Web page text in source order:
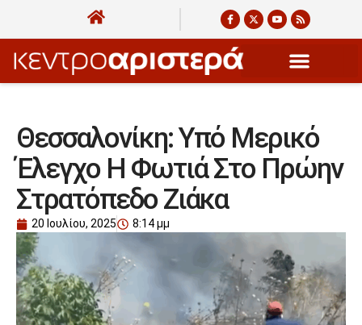
Θεσσαλονίκη: Υπό Μερικό
Έλεγχο Η Φωτιά Στο Πρώην
Στρατόπεδο Ζιάκα
20 Ιουλίου, 2025 8:14 μμ